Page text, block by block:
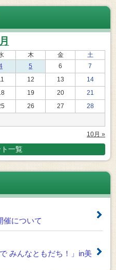
木 金
土
5 6
7
12 13
14
19 20
21
26 27
28
10月 »
一覧
催について
みんなともだち！」in美